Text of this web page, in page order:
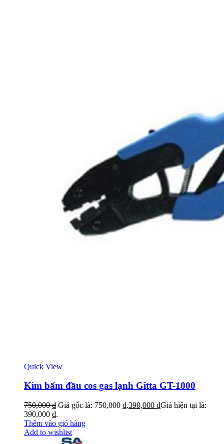
Quick View
Kìm bấm đầu cos gas lạnh Gitta GT-1000
750,000₫ Giá gốc là: 750,000 ₫.390,000 ₫Giá hiện tại là:
390,000 ₫.
Thêm vào giỏ hàng
Add to wishlist